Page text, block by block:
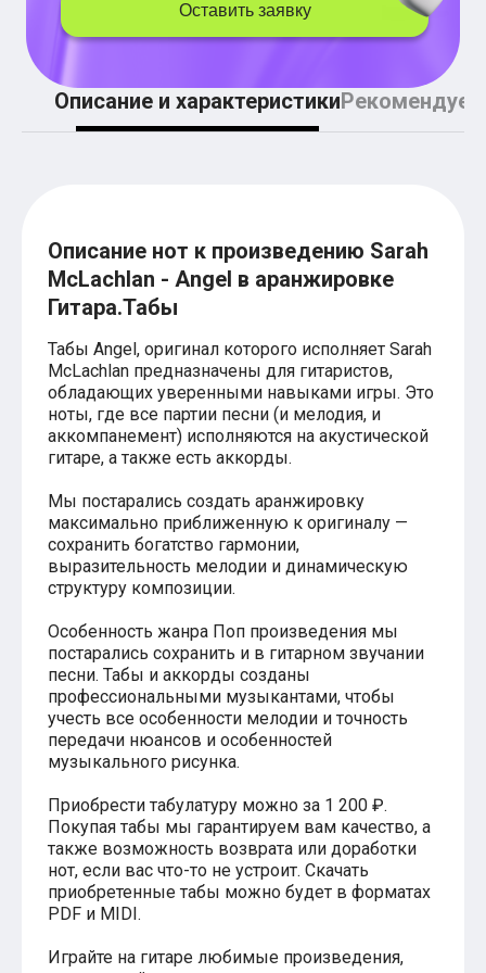
Легкие аккорды (простые песни)
Аккорды со словами (вокал)
Поп
BEARWOLF
Мари Краймбрери
Комната культуры
XOLIDAYBOY
Монеточка
Пицца
Анжелика Варум
Алексей Чумаков
Леонид Агутин
Саундтрек
Тематические
Из фильмов
Аватар: Путь воды
Титаник
Хатико
Реквием по мечте
Пираты Карибского моря
Сумерки
Величайший шоумен
Ла ла Ленд
Ромео и Джульетта (1968)
Бумер
Аладдин (2019)
Король лев (2019)
Брат-2
Властелин колец: Братство Кольца
Гордость и предубеждение
Классическая музыка
Времена года - Вивальди
Времена года - Чайковский
Сонаты Бетховена
Ноты для вальса
Из мультфильмов
Холодное сердце
Оставить заявку
Описание и характеристикиРекомендуем
Описание нот к произведению Sarah
McLachlan - Angel в аранжировке
Гитара.Табы
Табы Angel, оригинал которого исполняет Sarah
McLachlan предназначены для гитаристов,
обладающих уверенными навыками игры. Это
ноты, где все партии песни (и мелодия, и
аккомпанемент) исполняются на акустической
гитаре, а также есть аккорды.
Мы постарались создать аранжировку
максимально приближенную к оригиналу —
сохранить богатство гармонии,
выразительность мелодии и динамическую
структуру композиции.
Особенность жанра Поп произведения мы
постарались сохранить и в гитарном звучании
песни. Табы и аккорды созданы
профессиональными музыкантами, чтобы
учесть все особенности мелодии и точность
передачи нюансов и особенностей
музыкального рисунка.
Приобрести табулатуру можно за 1 200 ₽.
Покупая табы мы гарантируем вам качество, а
также возможность возврата или доработки
нот, если вас что-то не устроит. Скачать
приобретенные табы можно будет в форматах
PDF и MIDI.
Играйте на гитаре любимые произведения,